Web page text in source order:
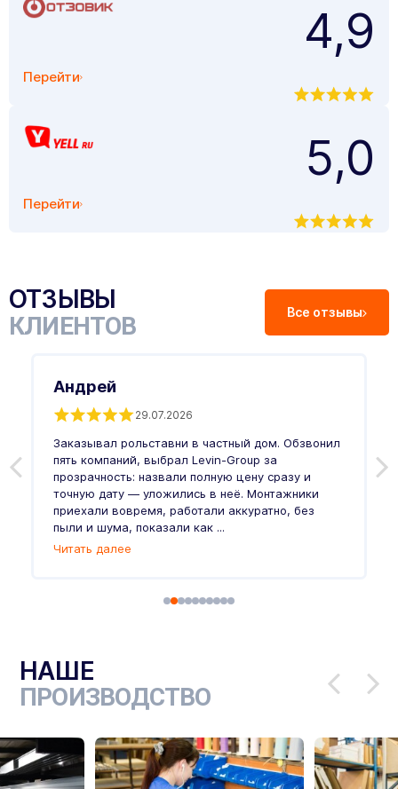
Перейти
4,9
Перейти
5,0
ОТЗЫВЫ
КЛИЕНТОВ Все отзывы
Андрей
29.07.2026
Заказывал рольставни в частный дом. Обзвонил
пять компаний, выбрал Levin-Group за
прозрачность: назвали полную цену сразу и
точную дату — уложились в неё. Монтажники
приехали вовремя, работали аккуратно, без
пыли и шума, показали как ...
Читать далее
НАШЕ
ПРОИЗВОДСТВО